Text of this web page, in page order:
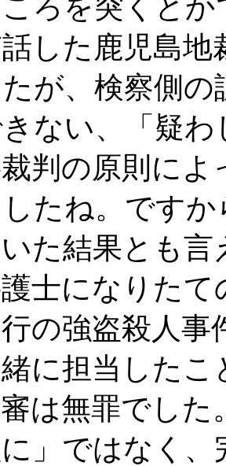
ろを突くとか
した鹿児島
が、検察側
ない、「疑
判の原則に
たね。です
た結果とも言
士になりたて
の強盗殺人事
に担当した
は無罪でし
」ではなく